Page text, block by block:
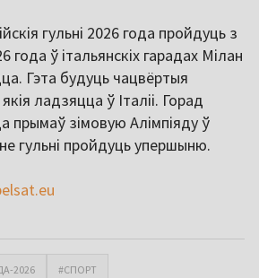
гульні 2026 года пройдуць з
года ў італьянскіх гарадах Мілан
Гэта будуць чацвёртыя
якія ладзяцца ў Італіі. Горад
прымаў зімовую Алімпіяду ў
гульні пройдуць упершыню.
2026 #СПОРТ